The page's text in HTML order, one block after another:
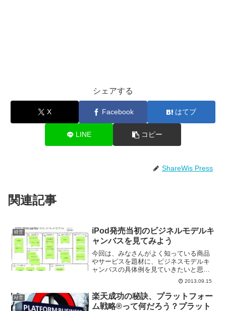
シェアする
X Facebook はてブ
LINE コピー
ShareWis Press
関連記事
経営
iPod発売当初のビジネルモデルキ
ャンバスを見てみよう
今回は、みなさんがよく知っている商品
やサービスを題材に、ビジネスモデルキ
ャンバスの具体例を見ていきたいと思い
ます。iPod発売当初のビジネスモデルキ
ャンバスみなさん、音楽を聴くときは何
で聴いていますか？今回はiPodのビジネ
スモデルキャンバ...
2013.09.15
経営
楽天成功の秘訣、プラットフォー
ム戦略®って何だろう？プラット